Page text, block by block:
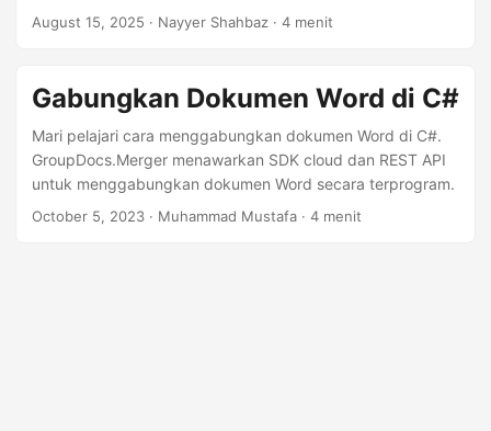
GroupDocs.Merger Cloud SDK untuk .NET, memungkinkan
August 15, 2025 · Nayyer Shahbaz · 4 menit
Gabungkan Dokumen Word di C#
Mari pelajari cara menggabungkan dokumen Word di C#.
GroupDocs.Merger menawarkan SDK cloud dan REST API
untuk menggabungkan dokumen Word secara terprogram.
October 5, 2023 · Muhammad Mustafa · 4 menit